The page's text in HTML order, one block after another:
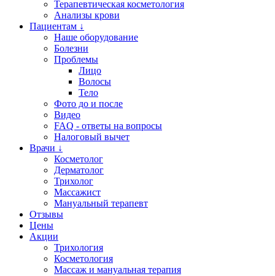
Терапевтическая косметология
Анализы крови
Пациентам ↓
Наше оборудование
Болезни
Проблемы
Лицо
Волосы
Тело
Фото до и после
Видео
FAQ - ответы на вопросы
Налоговый вычет
Врачи ↓
Косметолог
Дерматолог
Трихолог
Массажист
Мануальный терапевт
Отзывы
Цены
Акции
Трихология
Косметология
Массаж и мануальная терапия